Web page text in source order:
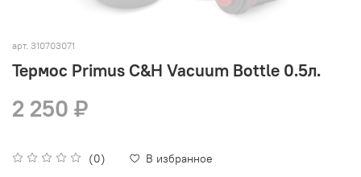
арт. 310703071
Термос Primus C&H Vacuum Bottle 0.5л.
(0) В избранное
2 250 ₽